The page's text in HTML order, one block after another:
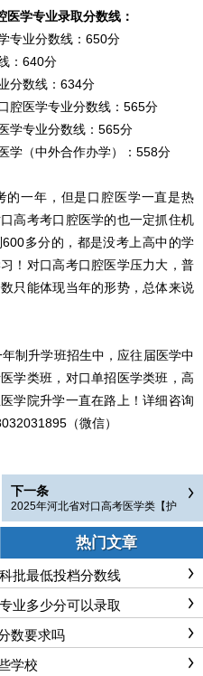
学专业录取分数线：
业分数线：650分
：640分
分数线：634分
医学专业分数线：565分
专业分数线：565分
（中外合作办学）：558分
一年，但是口腔医学一直是热
高考考口腔医学的也一定抓住机
多分的，都是没考上高中的学
！对口高考口腔医学压力大，普
只能体现当年的形势，总体来说
升学班招生中，应往届医学中
学类班，对口单招医学类班，高
学院升学一直在路上！详细咨询
（微信）
下一条
2025年河北省对口高考医学类【护
理专业】录取分数线
热门文章
批最低投档分数线
业多少分可以录取
数要求吗
学校